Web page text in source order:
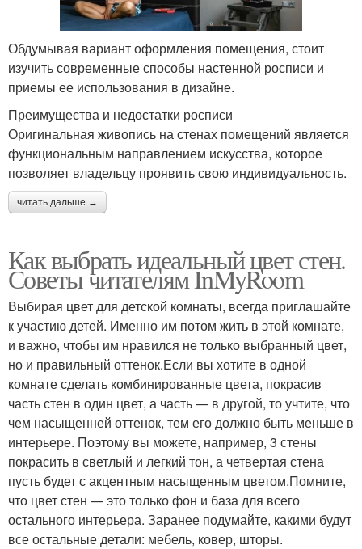
Обдумывая вариант оформления помещения, стоит
изучить современные способы настенной росписи и
приемы ее использования в дизайне.
Преимущества и недостатки росписи
Оригинальная живопись на стенах помещений является
функциональным направлением искусства, которое
позволяет владельцу проявить свою индивидуальность.
читать дальше →
Как выбрать идеальный цвет стен.
Советы читателям InMyRoom
Выбирая цвет для детской комнаты, всегда приглашайте
к участию детей. Именно им потом жить в этой комнате,
и важно, чтобы им нравился не только выбранный цвет,
но и правильный оттенок.Если вы хотите в одной
комнате сделать комбинированные цвета, покрасив
часть стен в один цвет, а часть — в другой, то учтите, что
чем насыщенней оттенок, тем его должно быть меньше в
интерьере. Поэтому вы можете, например, 3 стены
покрасить в светлый и легкий тон, а четвертая стена
пусть будет с акцентным насыщенным цветом.Помните,
что цвет стен — это только фон и база для всего
остального интерьера. Заранее подумайте, какими будут
все остальные детали: мебель, ковер, шторы.